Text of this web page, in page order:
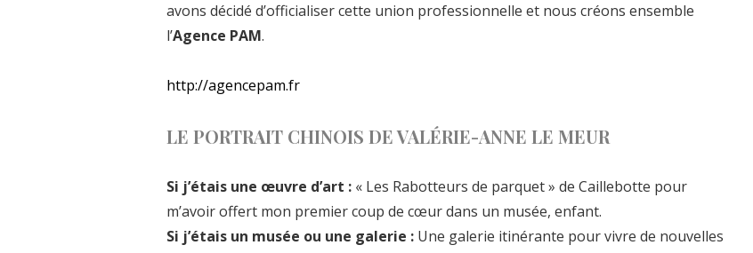
avons décidé d’officialiser cette union professionnelle et nous créons ensemble
l’Agence PAM.
http://agencepam.fr
LE PORTRAIT CHINOIS DE VALÉRIE-ANNE LE MEUR
Si j’étais une œuvre d’art : « Les Rabotteurs de parquet » de Caillebotte pour
m’avoir offert mon premier coup de cœur dans un musée, enfant.
Si j’étais un musée ou une galerie : Une galerie itinérante pour vivre de nouvelles